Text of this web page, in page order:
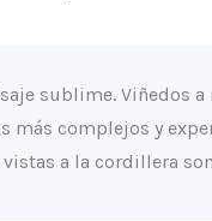
sublime. Viñedos
más complejos y
vistas a la cordillera